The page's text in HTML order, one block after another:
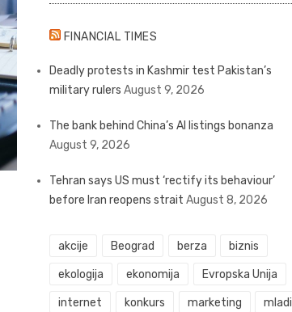
FINANCIAL TIMES
Deadly protests in Kashmir test Pakistan’s
military rulers August 9, 2026
The bank behind China’s AI listings bonanza
August 9, 2026
Tehran says US must ‘rectify its behaviour’
before Iran reopens strait August 8, 2026
akcije Beograd berza biznis
ekologija ekonomija Evropska Unija
internet konkurs marketing mladi